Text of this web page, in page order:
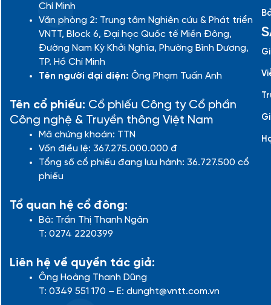
Chí Minh
Văn phòng 2: Trung tâm Nghiên cứu & Phát triển
VNTT, Block 6, Đại học Quốc tế Miền Đông,
Đường Nam Kỳ Khởi Nghĩa, Phường Bình Dương,
TP. Hồ Chí Minh
Tên người đại diện: Ông Phạm Tuấn Anh
Tên cổ phiếu: Cổ phiếu Công ty Cổ phần
Công nghệ & Truyền thông Việt Nam
Mã chứng khoán: TTN
Vốn điều lệ: 367.275.000.000 đ
Tổng số cổ phiếu đang lưu hành: 36.727.500 cổ
phiếu
Tổ quan hệ cổ đông:
Bà: Trần Thị Thanh Ngân
T: 0274 2220399
Liên hệ về quyền tác giả:
Ông Hoàng Thanh Dũng
T: 0349 551 170 – E: dunght@vntt.com.vn